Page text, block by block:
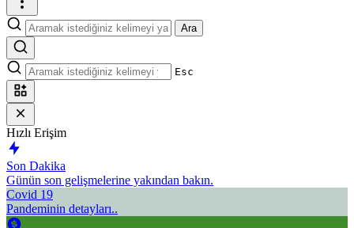
Ara
Esc
Hızlı Erişim
Son Dakika
Günün son gelişmelerine yakından bakın.
Covid 19
Pandeminin detayları..